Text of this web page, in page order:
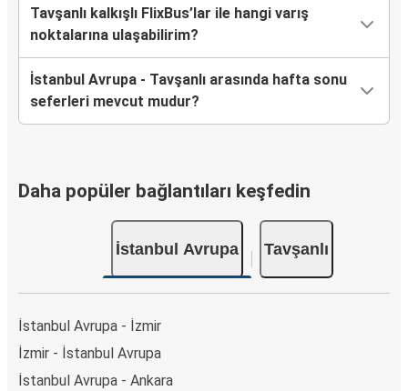
Tavşanlı kalkışlı FlixBus’lar ile hangi varış
noktalarına ulaşabilirim?
İstanbul Avrupa - Tavşanlı arasında hafta sonu
seferleri mevcut mudur?
Daha popüler bağlantıları keşfedin
İstanbul Avrupa Tavşanlı
İstanbul Avrupa - İzmir
İzmir - İstanbul Avrupa
İstanbul Avrupa - Ankara